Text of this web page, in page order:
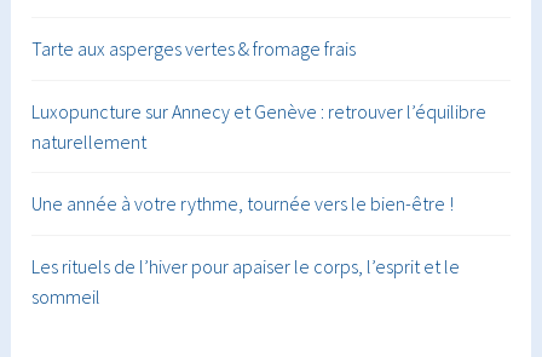
Tarte aux asperges vertes & fromage frais
Luxopuncture sur Annecy et Genève : retrouver l’équilibre
naturellement
Une année à votre rythme, tournée vers le bien-être !
Les rituels de l’hiver pour apaiser le corps, l’esprit et le
sommeil